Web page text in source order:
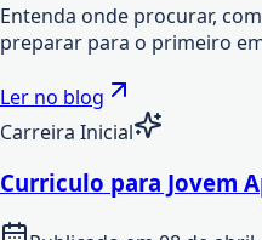
Entenda onde procurar,
preparar para o primeiro
Ler no blog
Carreira Inicial
Curriculo para Jovem